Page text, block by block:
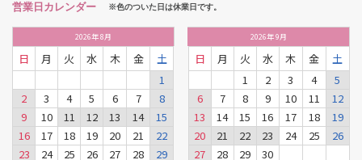
営業日カレンダー ※色のついた日は休業日です。
2026年8月
日 月 火 水 木 金
土
1
2
3 4 5 6 7
8
9
10 11 12 13 14
15
16
17 18 19 20 21
22
23
24 25 26 27 28 29
2026年9月
日 月 火 水 木 金
土
1
2 3 4
5
6
7 8 9 10 11
12
13
14 15 16 17 18
19
20
21 22 23 24 25
26
27
28 29 30